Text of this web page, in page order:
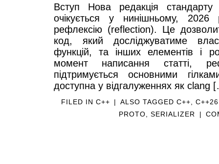
Вступ Нова редакція
очікується у нинішньому,
рефлексію (reflection). Це
код, який досліджуватиме
функцій, та інших елементів і
момент написання статті,
підтримується основними
доступна у відгалуженнях як clang
FILED IN C++ | ALSO TAGGEDC++ ,C++26
PROTO ,SERIALIZER |